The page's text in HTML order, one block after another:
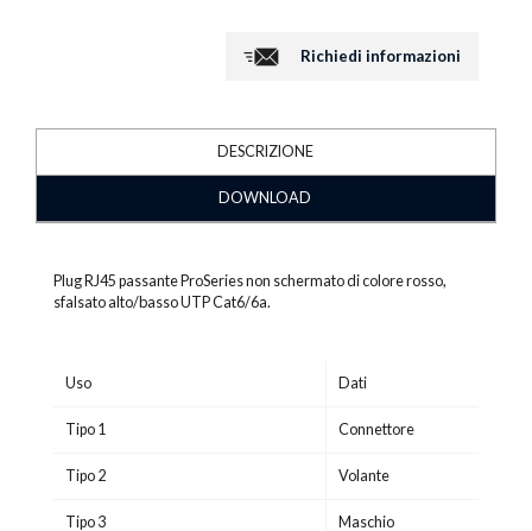
Richiedi informazioni
DESCRIZIONE
DOWNLOAD
Plug RJ45 passante ProSeries non schermato di colore rosso,
sfalsato alto/basso UTP Cat6/6a.
Uso Dati
Tipo 1 Connettore
Tipo 2 Volante
Tipo 3 Maschio